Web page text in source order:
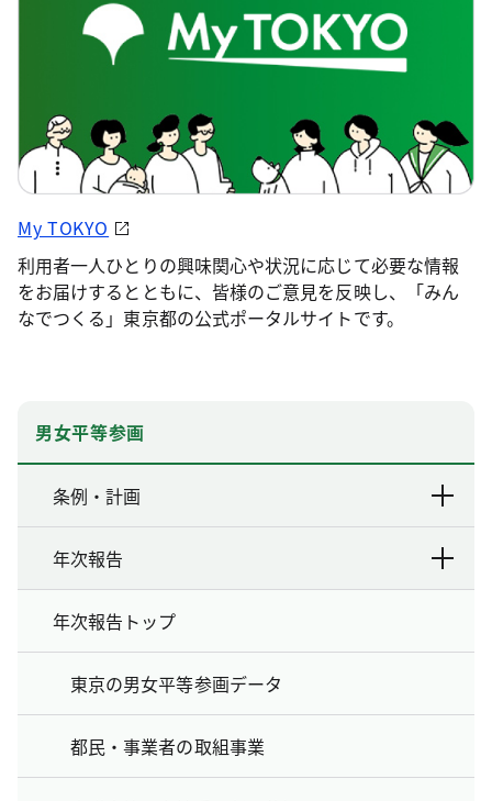
My TOKYO
利用者一人ひとりの興味関心や状況に応じて必要な情報
をお届けするとともに、皆様のご意見を反映し、「みん
なでつくる」東京都の公式ポータルサイトです。
男女平等参画
条例・計画
年次報告
年次報告トップ
東京の男女平等参画データ
都民・事業者の取組事業